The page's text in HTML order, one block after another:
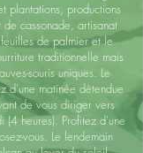
plantations, productions
cassonade, artisanat
de palmier et le
traditionnelle mais
souris uniques. Le
d'une matinée détendue
de vous diriger vers
(4 heures). Profitez d'une
vous. Le lendemain